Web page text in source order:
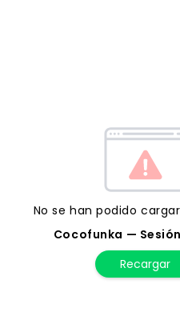
No se han podido
Cocofunka —
Recargar